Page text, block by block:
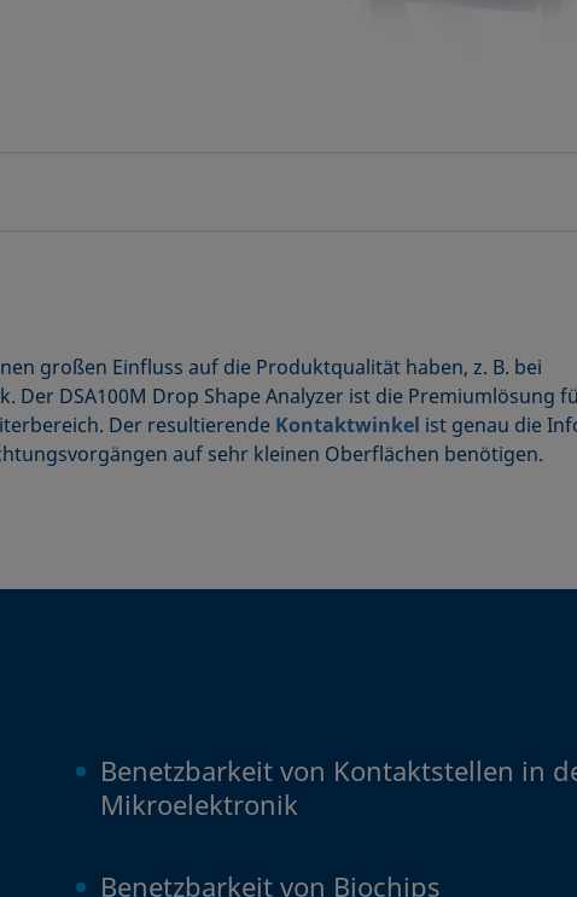
großen Einfluss auf die Produktqualität haben, z. B. bei
DSA100M Drop Shape Analyzer ist die Premiumlösung
Der resultierende Kontaktwinkel ist genau die
auf sehr kleinen Oberflächen benötigen.
Benetzbarkeit von Kontaktstellen in
Mikroelektronik
Benetzbarkeit von Biochips